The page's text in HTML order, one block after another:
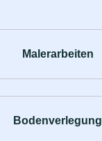
Malerarbeiten
Bodenverlegung